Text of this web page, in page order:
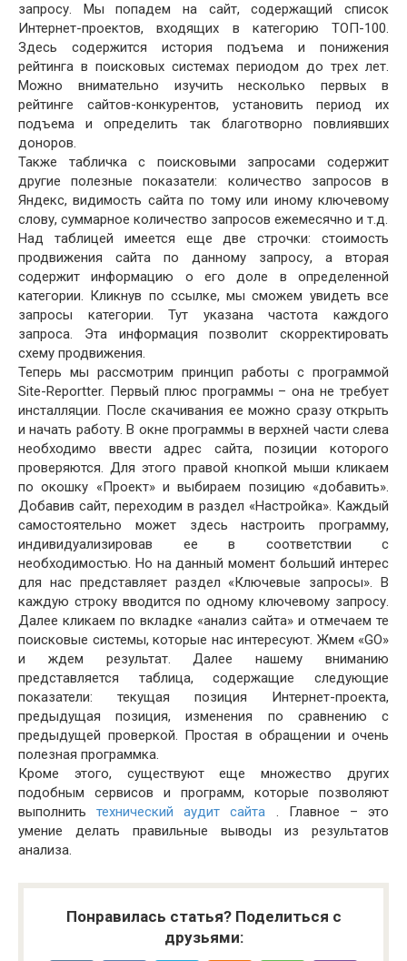
запросу. Мы попадем на сайт, содержащий список
Интернет-проектов, входящих в категорию ТОП-100.
Здесь содержится история подъема и понижения
рейтинга в поисковых системах периодом до трех лет.
Можно внимательно изучить несколько первых в
рейтинге сайтов-конкурентов, установить период их
подъема и определить так благотворно повлиявших
доноров.
Также табличка с поисковыми запросами содержит
другие полезные показатели: количество запросов в
Яндекс, видимость сайта по тому или иному ключевому
слову, суммарное количество запросов ежемесячно и т.д.
Над таблицей имеется еще две строчки: стоимость
продвижения сайта по данному запросу, а вторая
содержит информацию о его доле в определенной
категории. Кликнув по ссылке, мы сможем увидеть все
запросы категории. Тут указана частота каждого
запроса. Эта информация позволит скорректировать
схему продвижения.
Теперь мы рассмотрим принцип работы с программой
Site-Reportter. Первый плюс программы – она не требует
инсталляции. После скачивания ее можно сразу открыть
и начать работу. В окне программы в верхней части слева
необходимо ввести адрес сайта, позиции которого
проверяются. Для этого правой кнопкой мыши кликаем
по окошку «Проект» и выбираем позицию «добавить».
Добавив сайт, переходим в раздел «Настройка». Каждый
самостоятельно может здесь настроить программу,
индивидуализировав ее в соответствии с
необходимостью. Но на данный момент больший интерес
для нас представляет раздел «Ключевые запросы». В
каждую строку вводится по одному ключевому запросу.
Далее кликаем по вкладке «анализ сайта» и отмечаем те
поисковые системы, которые нас интересуют. Жмем «GO»
и ждем результат. Далее нашему вниманию
представляется таблица, содержащие следующие
показатели: текущая позиция Интернет-проекта,
предыдущая позиция, изменения по сравнению с
предыдущей проверкой. Простая в обращении и очень
полезная программка.
Кроме этого, существуют еще множество других
подобным сервисов и программ, которые позволяют
выполнитьтехнический аудит сайта . Главное – это
умение делать правильные выводы из результатов
анализа.
Понравилась статья? Поделиться с
друзьями: